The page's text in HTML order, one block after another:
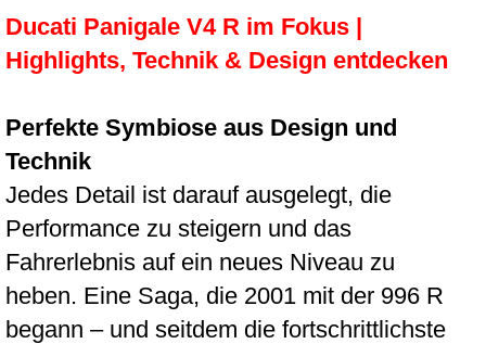
Ducati Panigale V4 R im Fokus |
Highlights, Technik & Design entdecken
Perfekte Symbiose aus Design und
Technik
Jedes Detail ist darauf ausgelegt, die
Performance zu steigern und das
Fahrerlebnis auf ein neues Niveau zu
heben. Eine Saga, die 2001 mit der 996 R
begann – und seitdem die fortschrittlichste